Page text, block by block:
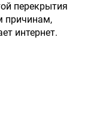
перекрытия
причинам,
интернет.